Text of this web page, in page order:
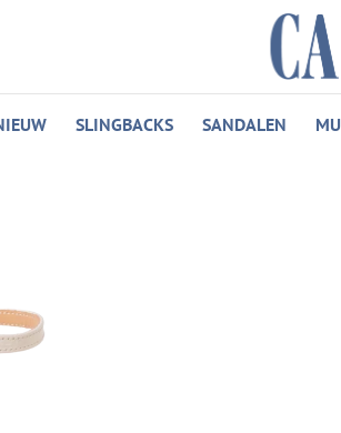
SLINGBACKS SANDALEN